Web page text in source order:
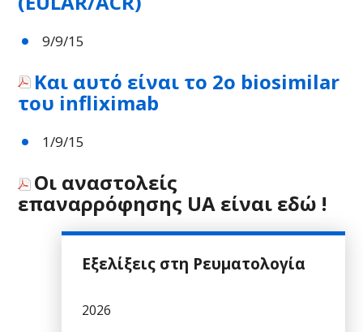
9/9/15
Και αυτό είναι το 2ο biosimilar
του infliximab
1/9/15
Οι αναστολείς
επαναρρόφησης UA είναι εδώ !
Εξελίξεις στη Ρευματολογία
2026